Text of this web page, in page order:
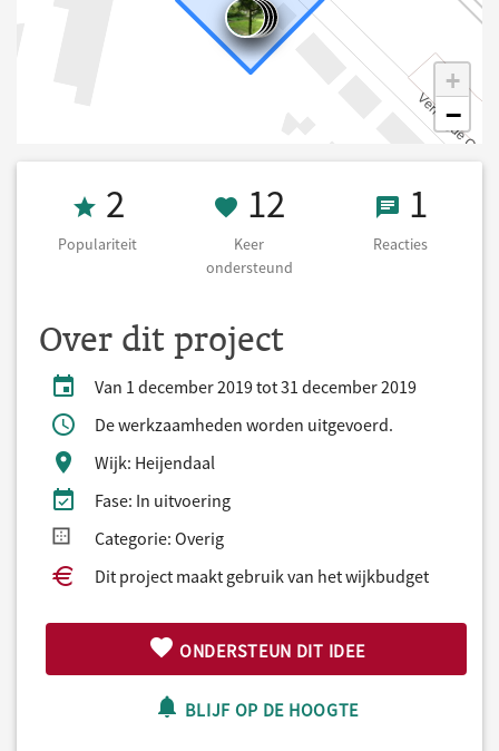
+
−
Populariteit 2
2
Populariteit
12 Keer
12
Keer
ondersteund
1 1
Reacties
Over dit project
Van 1 december 2019 tot 31 december 2019
De werkzaamheden worden uitgevoerd.
Wijk: Heijendaal
Fase: In uitvoering
Categorie: Overig
Dit project maakt gebruik van het wijkbudget
ONDERSTEUN DIT IDEE
BLIJF OP DE HOOGTE